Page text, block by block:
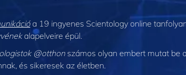
a 19 ingyenes Scientology online
alapelveire épül.
@otthonszámos olyan embert mutat be
és sikeresek az életben.